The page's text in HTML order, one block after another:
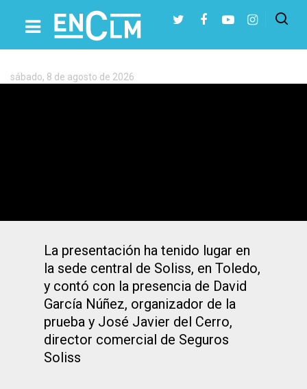
Etiqueta:
Conquista
de
Presiona Intro para buscar o ESC para cerrar
sábado, 8 de agosto de 2026
La presentación ha tenido lugar en
la sede central de Soliss, en Toledo,
y contó con la presencia de David
García Núñez, organizador de la
prueba y José Javier del Cerro,
director comercial de Seguros
Soliss